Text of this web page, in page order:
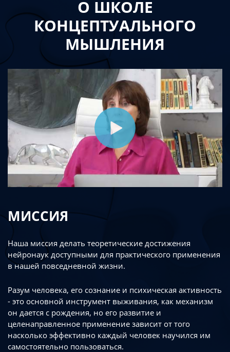
О ШКОЛЕ
КОНЦЕПТУАЛЬНОГО
МЫШЛЕНИЯ
МИССИЯ
Наша миссия делать теоретические достижения
нейронаук доступными для практического применения
в нашей повседневной жизни.
Разум человека, его сознание и психическая активность
- это основной инструмент выживания, как механизм
он дается с рождения, но его развитие и
целенаправленное применение зависит от того
насколько эффективно каждый человек научился им
самостоятельно пользоваться.